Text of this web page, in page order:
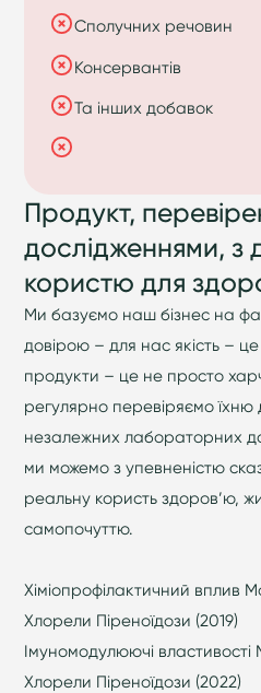
Сполучних речовин
Консервантів
Та інших добавок
Продукт,
дослідженнями, з
користю для
Ми базуємо наш бізнес на
довірою – для нас якість –
продукти – це не просто
регулярно перевіряємо
незалежних лабораторних
ми можемо з упевненістю
реальну користь здоров’ю,
самопочуттю.
Хіміопрофілактичний вплив
Хлорели Піреноїдози (2019)
Імуномодулюючі
Хлорели Піреноїдози (2022)